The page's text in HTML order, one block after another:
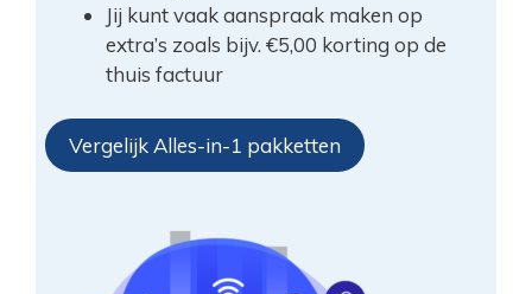
Jij kunt vaak aanspraak maken op
extra’s zoals bijv. €5,00 korting op de
thuis factuur
Vergelijk Alles-in-1 pakketten